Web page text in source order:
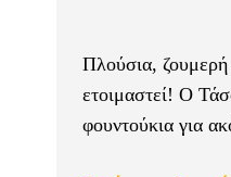
Πλούσια, ζουμερή
ετοιμαστεί! Ο
φουντούκια για